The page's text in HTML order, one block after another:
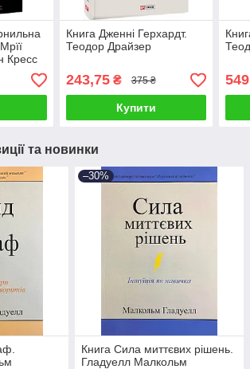
Кресс
Книга Дженні Герхардт.
Теодор Драйзер
243,75₴ 375 ₴
Купити
549
та новинки
–30%
Книга Сила миттєвих рішень.
Гладуелл Малкольм